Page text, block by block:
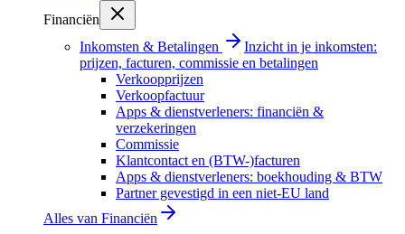
Financiën
Inkomsten & Betalingen
Inzicht in je inkomsten:
prijzen, facturen, commissie en betalingen
Verkoopprijzen
Verkoopfactuur
Apps & dienstverleners: financiën &
verzekeringen
Commissie
Klantcontact en (BTW-)facturen
Apps & dienstverleners: boekhouding & BTW
Partner gevestigd in een niet-EU land
Alles van Financiën